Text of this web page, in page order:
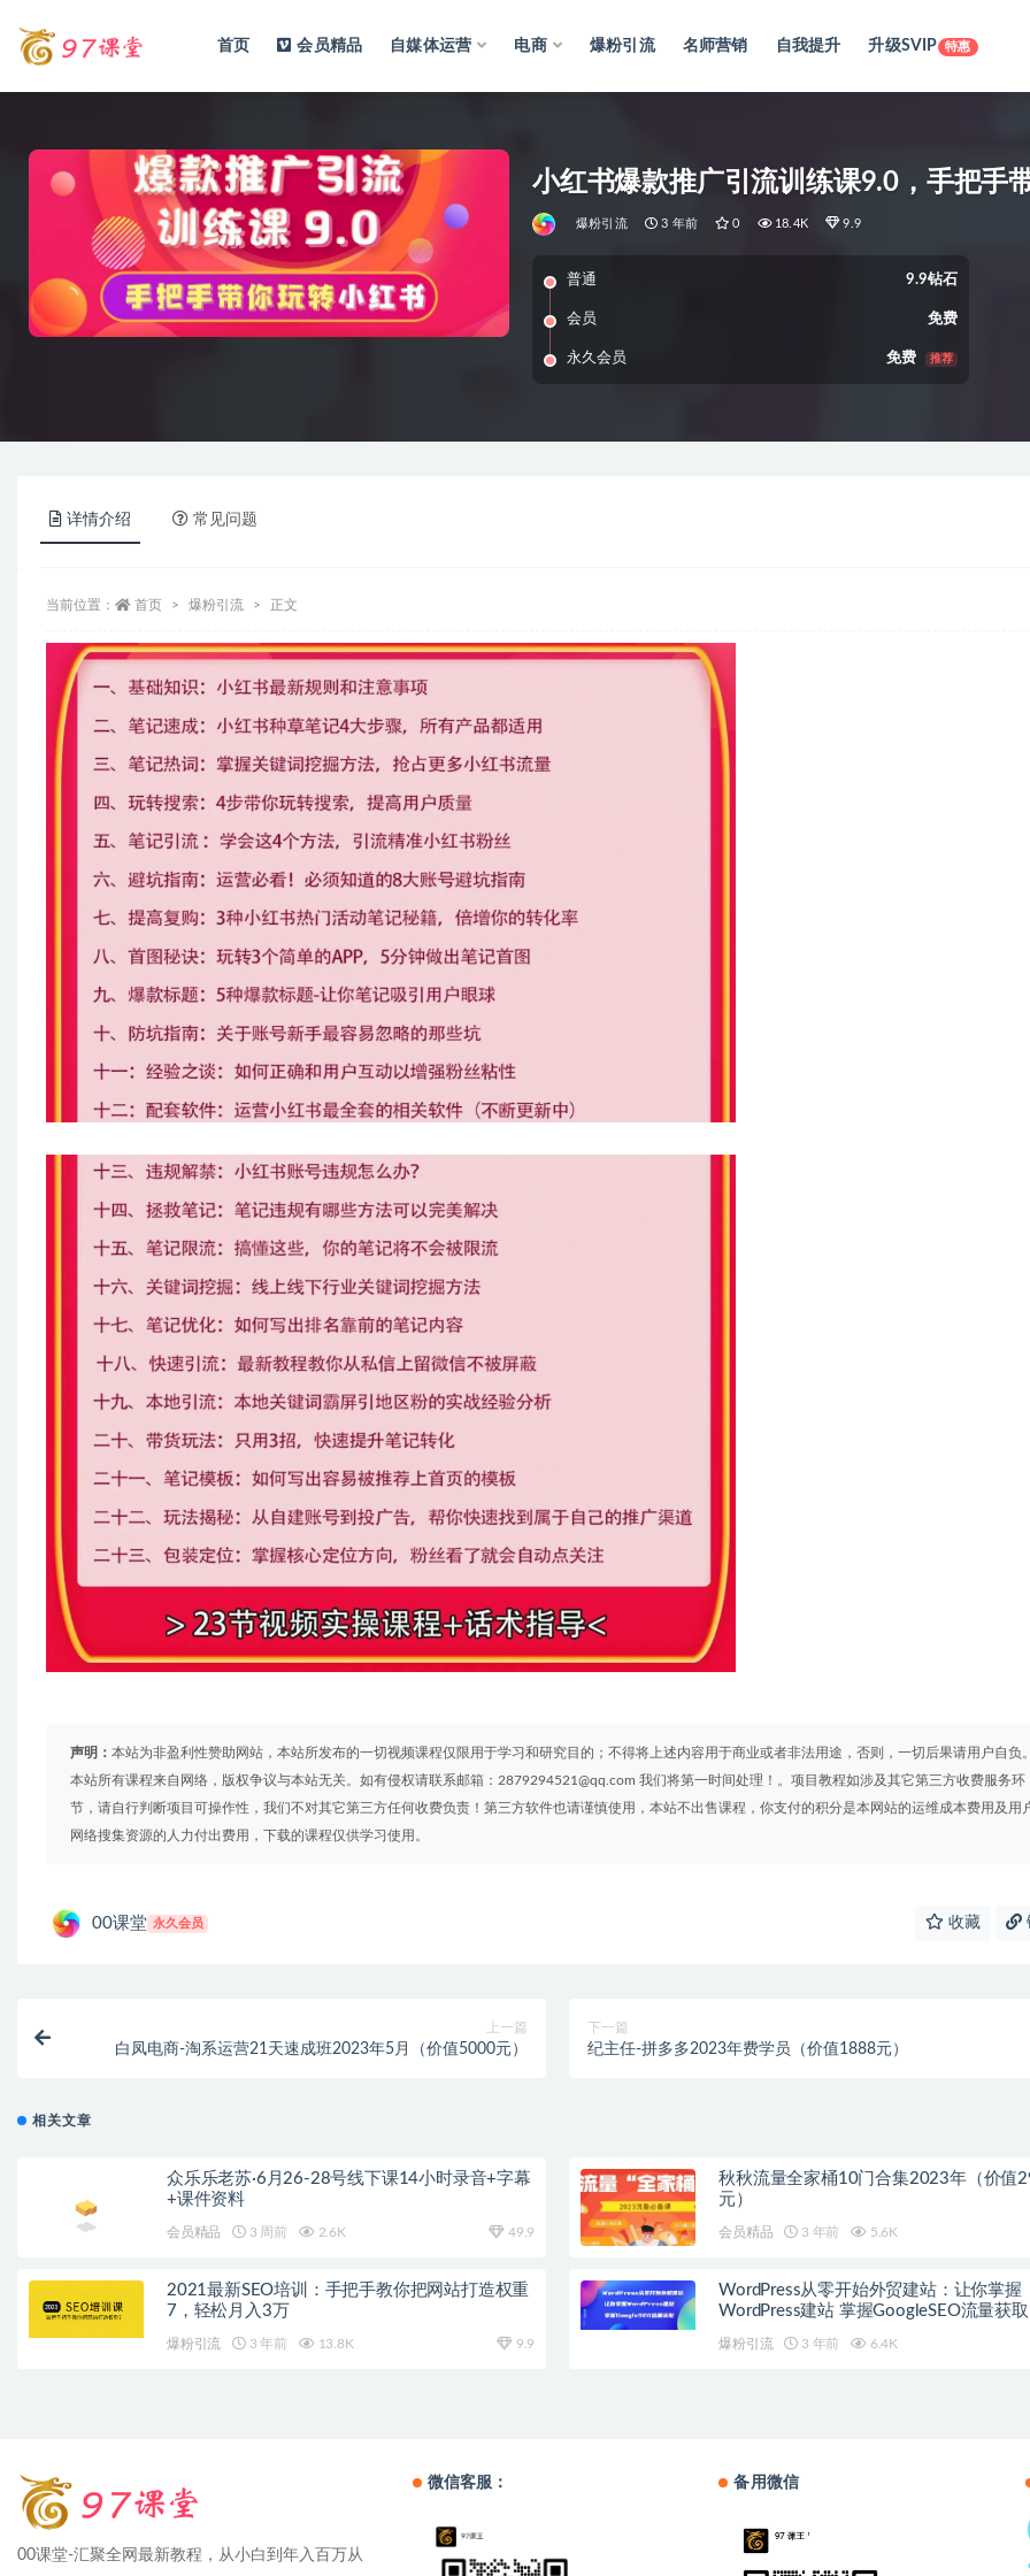
首页 会员精品 自媒体运营 电商 爆粉引流 名师营销 自我提升 升级SVIP 特惠
小红书爆款推广引流训练课9.0，手把手
爆粉引流 3 年前 0 18.4K 9.9
普通 9.9钻石
会员 免费
永久会员 免费 推荐
详情介绍 常见问题
当前位置： 首页 爆粉引流 正文
声明： 本站为非盈利性赞助网站，本站所发布的一切视频课程仅限用于学习和研究目的；不得将上述内容用于商业或者非法用途，否则，一切后果请用户自负。
本站所有课程来自网络，版权争议与本站无关。如有侵权请联系邮箱：2879294521@qq.com 我们将第一时间处理！。项目教程如涉及其它第三方收费服务环
节，请自行判断项目可操作性，我们不对其它第三方任何收费负责！第三方软件也请谨慎使用，本站不出售课程，你支付的积分是本网站的运维成本费用及用
网络搜集资源的人力付出费用，下载的课程仅供学习使用。
00课堂 永久会员 收藏
上一篇
白凤电商-淘系运营21天速成班2023年5月（价值5000元）
下一篇
纪主任-拼多多2023年费学员（价值1888元）
相关文章
众乐乐老苏·6月26-28号线下课14小时录音+字幕
+课件资料
会员精品 3 周前 2.6K 49.9
秋秋流量全家桶10门合集2023年（价值
元）
会员精品 3 年前 5.6K
2021最新SEO培训：手把手教你把网站打造权重
7，轻松月入3万
爆粉引流 3 年前 13.8K 9.9
WordPress从零开始外贸建站：让你掌握
WordPress建站 掌握GoogleSEO流量获取
爆粉引流 3 年前 6.4K
00课堂-汇聚全网最新教程，从小白到年入百万从
微信客服： 备用微信